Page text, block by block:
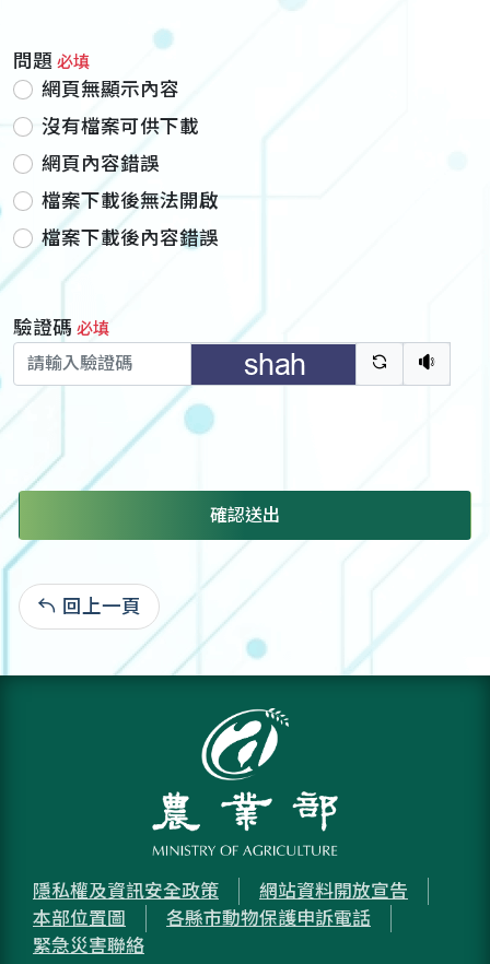
問題 必填
網頁無顯示內容
沒有檔案可供下載
網頁內容錯誤
檔案下載後無法開啟
檔案下載後內容錯誤
驗證碼 必填
驗證碼重新
聽語
確認送出
回上一頁
隱私權及資訊安全政策
網站資料開放宣告
本部位置圖
各縣市動物保護申訴電話
緊急災害聯絡